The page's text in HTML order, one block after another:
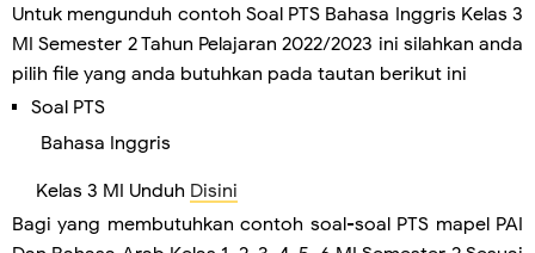
Untuk mengunduh contoh Soal PTS Bahasa Inggris Kelas 3
MI Semester 2 Tahun Pelajaran 2022/2023 ini silahkan anda
pilih file yang anda butuhkan pada tautan berikut ini
Soal PTS
Bahasa Inggris
Kelas 3 MI Unduh Disini
Bagi yang membutuhkan contoh soal-soal PTS mapel PAI